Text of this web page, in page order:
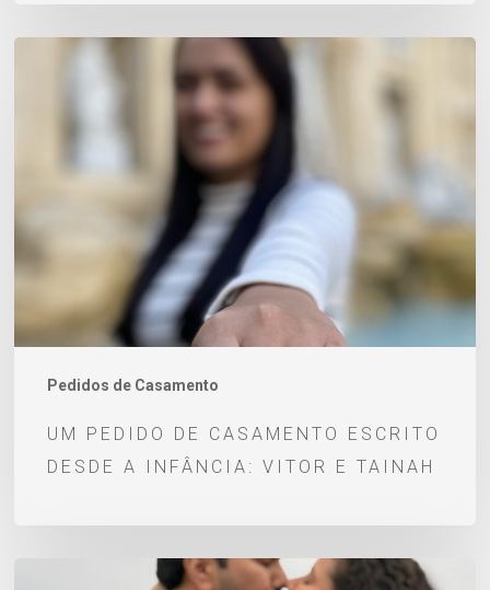
Pedidos de Casamento
Vitor
e
Tainah
UM PEDIDO DE CASAMENTO ESCRITO
DESDE A INFÂNCIA: VITOR E TAINAH